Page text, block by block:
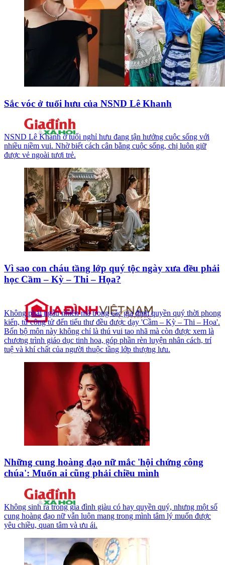
Sắc vóc ở tuổi hưu của NSND Lê Khanh
NSND Lê Khanh ở tuổi nghỉ hưu đang tận hưởng cuộc sống với
nhiều niềm vui. Nhờ biết cách cân bằng cuộc sống, chị luôn giữ
được vẻ ngoài tươi trẻ.
Vì sao con cháu tầng lớp quý tộc ngày xưa đều phải
học Cầm – Kỳ – Thi – Họa?
Không phải ngẫu nhiên mà trong các gia đình quyền quý thời phong
kiến, từ công tử đến tiểu thư đều được dạy 'Cầm – Kỳ – Thi – Họa'.
Bốn bộ môn này không chỉ là thú vui tao nhã mà còn được xem là
chương trình giáo dục tinh hoa, góp phần rèn luyện nhân cách, trí
tuệ và khí chất của người thuộc tầng lớp thượng lưu.
Những cung hoàng đạo nữ mắc 'hội chứng công
chúa': Muốn ai cũng phải chiều mình
Không sinh ra trong gia đình giàu có hay quyền quý, nhưng một số
cung hoàng đạo nữ vẫn luôn mang trong mình tâm lý muốn được
yêu chiều, quan tâm và ưu ái.